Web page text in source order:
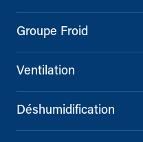
Groupe Froid
Ventilation
Déshumidification